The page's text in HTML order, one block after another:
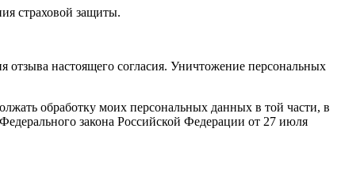
страховой защиты.
настоящего согласия. Уничтожение персональных
обработку моих персональных данных в той части, в
закона Российской Федерации от 27 июля